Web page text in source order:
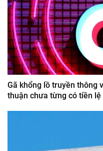
Gã khổng lồ truyền thông
thuận chưa từng có tiền lệ